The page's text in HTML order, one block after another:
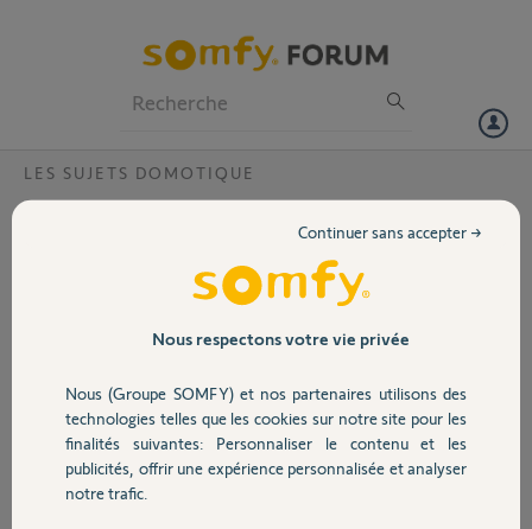
Volet
Sécurité
Domotique
LES SUJETS DOMOTIQUE
Ma box connexoon ne répond plus et indique le message « le pilotage
Patrick P.
il y a presque 2 ans
Participer au fil de discussion
Nous respectons votre vie privée
Nous (Groupe SOMFY) et nos partenaires utilisons des
technologies telles que les cookies sur notre site pour les
finalités suivantes: Personnaliser le contenu et les
publicités, offrir une expérience personnalisée et analyser
notre trafic.
Continuer sans accepter →